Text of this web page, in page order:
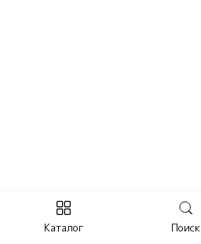
Каталог Поиск